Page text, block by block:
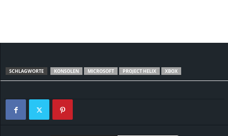
SCHLAGWORTE KONSOLEN MICROSOFT PROJECT HELIX XBOX